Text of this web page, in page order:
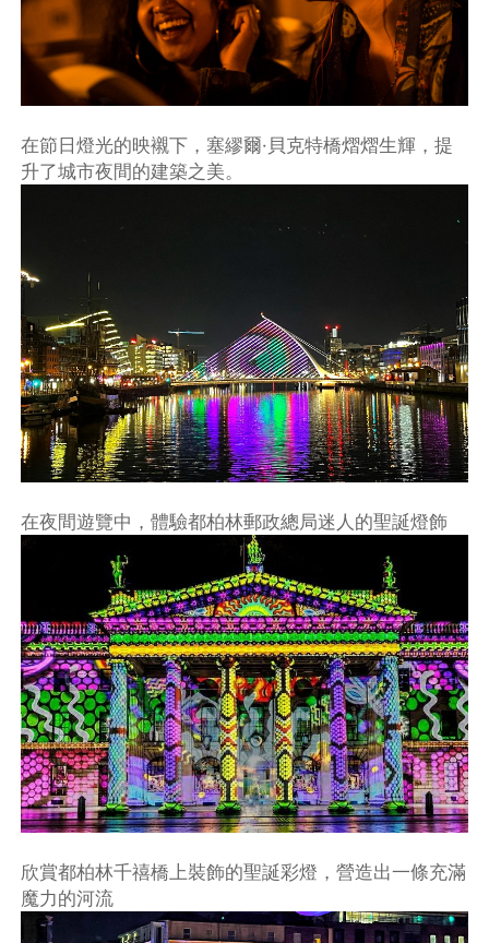
在節日燈光的映襯下，塞繆爾·貝克特橋熠熠生輝，提
升了城市夜間的建築之美。
在夜間遊覽中，體驗都柏林郵政總局迷人的聖誕燈飾
欣賞都柏林千禧橋上裝飾的聖誕彩燈，營造出一條充滿
魔力的河流